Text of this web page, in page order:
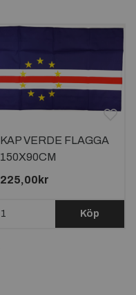
KAP VERDE FLAGGA
150X90CM
225,00kr
Köp